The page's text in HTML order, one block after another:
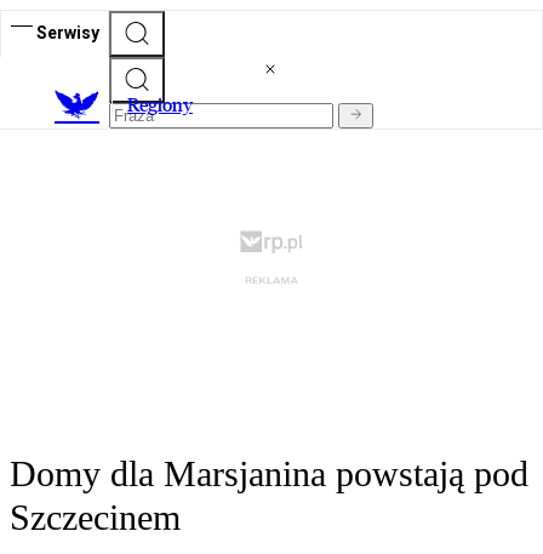
Serwisy
Regiony
Domy dla Marsjanina powstają pod
Szczecinem